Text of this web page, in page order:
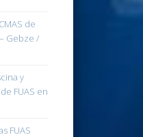
de
Gebze /
y
FUAS en
FUAS